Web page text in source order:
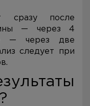
сразу после
— через 4
— через две
следует при